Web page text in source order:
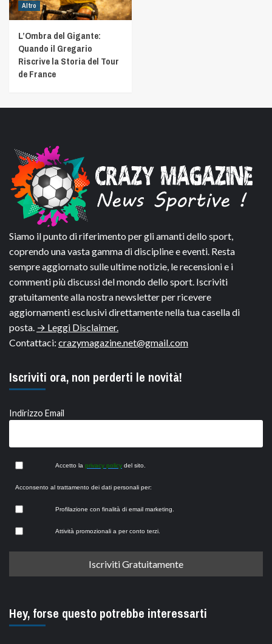
Altro
L’Ombra del Gigante:
Quando il Gregario
Riscrive la Storia del Tour
de France
Siamo il punto di riferimento per gli amanti dello sport,
coprendo una vasta gamma di discipline e eventi. Resta
sempre aggiornato sulle ultime notizie, le recensioni e i
commenti più discussi del mondo dello sport. Iscriviti
gratuitamente alla nostra newsletter per ricevere
aggiornamenti esclusivi direttamente nella tua casella di
posta. → Leggi Disclaimer.
Contattaci: crazymagazine.net@gmail.com
Iscriviti ora, non perderti le novità!
Indirizzo Email
Accetto la privacy policy del sito.
Acconsento al trattamento dei dati personali per:
Profilazione con finalità di email marketing.
Attività promozionali a per conto terzi.
Hey, forse questo potrebbe interessarti